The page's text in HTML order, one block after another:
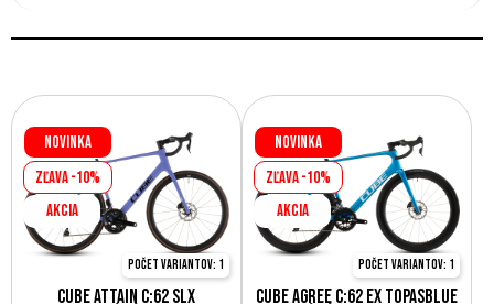
Cube Attain C:62 SLX
Novinka
Zľava -10%
AKCIA
Počet variantov: 1
Cube Agree C:62 EX topasblue
Novinka
Zľava -10%
AKCIA
Počet variantov: 1